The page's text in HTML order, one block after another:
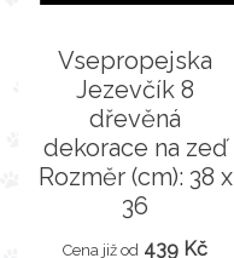
Vsepropejska
Jezevčík 8
dřevěná
dekorace na zeď
Rozměr (cm): 38 x
36
Cena již od 439 Kč